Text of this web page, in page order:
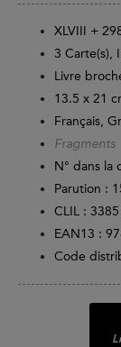
XLVIII +
3 Carte(s),
Livre
13.5 x 21
Français,
Fragments
N° dans la
Parution :
CLIL : 3385
EAN13 :
Code